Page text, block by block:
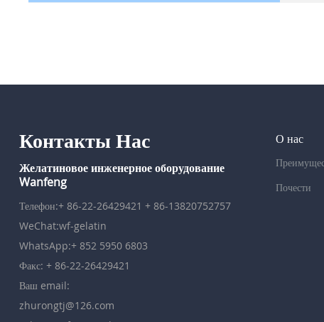
Контакты Нас
Желатиновое инженерное оборудование
Wanfeng
Телефон:+ 86-22-26429421 + 86-13820752757
WeChat:wf-gelatin
WhatsApp:+ 852 5950 6803
Факс: + 86-22-26429421
Ваш email:
zhurongtj@126.com
О нас
Почести